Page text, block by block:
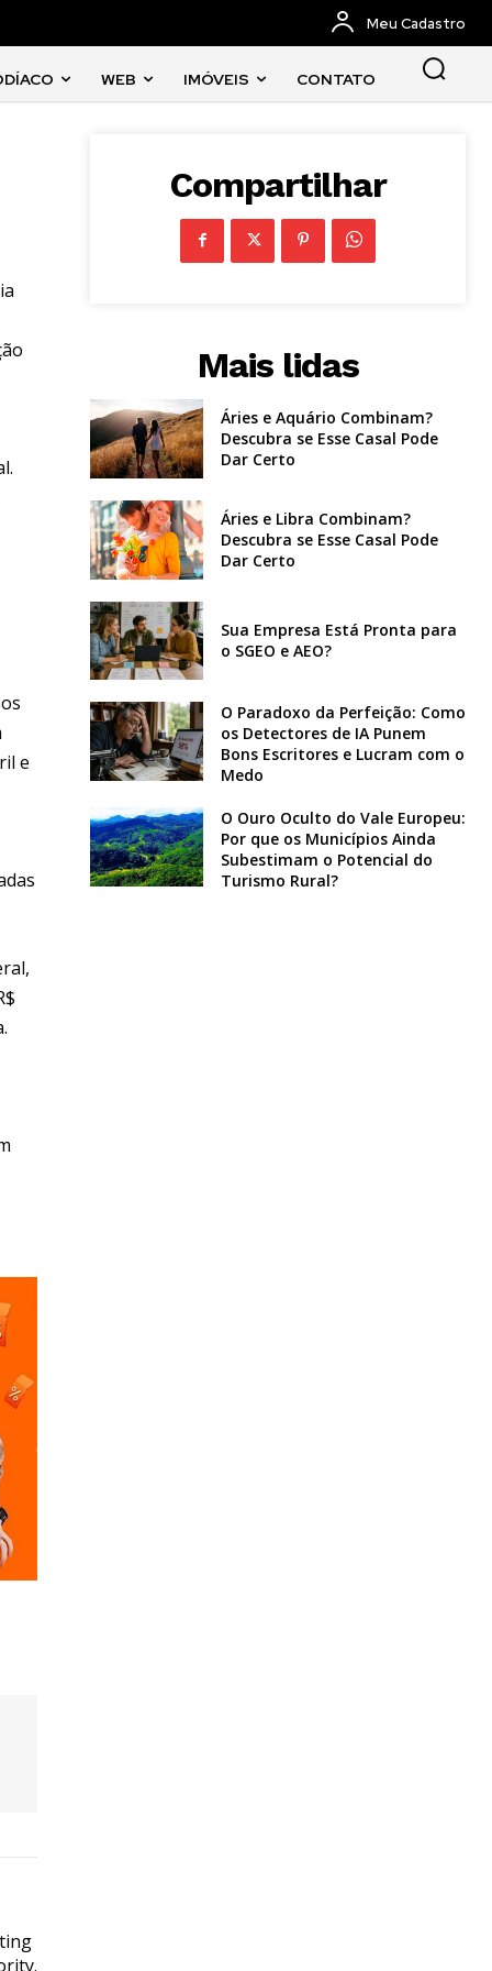
Meu Cadastro
WEB IMÓVEIS CONTATO
e
Compartilhar
Mais lidas
Áries e Aquário Combinam?
Descubra se Esse Casal Pode
Dar Certo
Áries e Libra Combinam?
Descubra se Esse Casal Pode
Dar Certo
Sua Empresa Está Pronta para
o SGEO e AEO?
O Paradoxo da Perfeição: Como
os Detectores de IA Punem
Bons Escritores e Lucram com o
Medo
O Ouro Oculto do Vale Europeu:
Por que os Municípios Ainda
Subestimam o Potencial do
Turismo Rural?